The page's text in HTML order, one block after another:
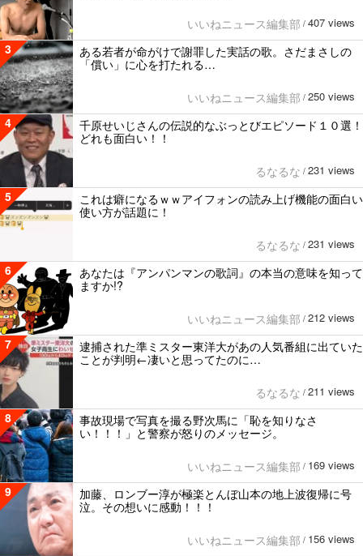
いいねニュース編集部 / 407 views
3
ある若者が命がけで謝罪した実話の歌。さだまさしの
「償い」に心を打たれる…
いいねニュース編集部 / 250 views
4
千原せいじさんの伝説的なぶっとびエピソード１０選！
どれも面白い！！
るなるな / 231 views
5
これは癖になるｗｗアイフォンの読み上げ機能の面白い
使い方が話題に！
るなるな / 231 views
6
あなたは『アンパンマンの歌詞』の本当の意味を知って
ますか!?
いいねニュース編集部 / 212 views
7
逮捕された準ミスター東洋大があの人気番組に出ていた
ことが判明←凄いと思ってたのに…
るなるな / 211 views
8
事故現場で写真を撮る野次馬に「恥を知りなさ
い！！！」と警察が怒りのメッセージ。
いいねニュース編集部 / 169 views
9
加藤、ロンブー淳が極楽とんぼ山本の地上波復帰に号
泣。その想いに感動！！！
いいねニュース編集部 / 156 views